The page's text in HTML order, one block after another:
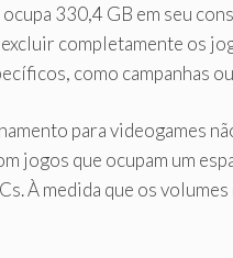
330,4 GB em seu
completamente os
como campanhas
para videogames
jogos que ocupam um
À medida que os